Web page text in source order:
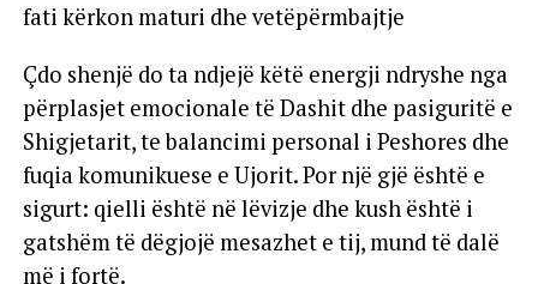
fati kërkon maturi dhe vetëpërmbajtje
Çdo shenjë do ta ndjejë këtë energji ndryshe nga
përplasjet emocionale të Dashit dhe pasiguritë e
Shigjetarit, te balancimi personal i Peshores dhe
fuqia komunikuese e Ujorit. Por një gjë është e
sigurt: qielli është në lëvizje dhe kush është i
gatshëm të dëgjojë mesazhet e tij, mund të dalë
më i fortë.